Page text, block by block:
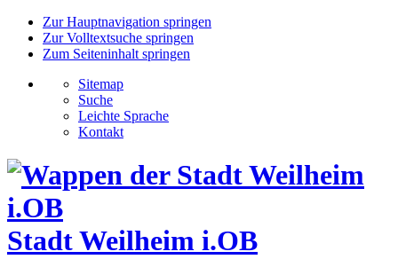
Zur Hauptnavigation springen
Zur Volltextsuche springen
Zum Seiteninhalt springen
Sitemap
Suche
Leichte Sprache
Kontakt
Stadt Weilheim i.OB